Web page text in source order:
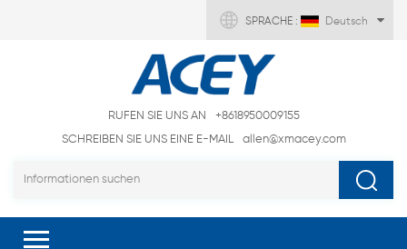
SPRACHE : Deutsch
RUFEN SIE UNS AN
+8618950009155
SCHREIBEN SIE UNS EINE E-MAIL
allen@xmacey.com